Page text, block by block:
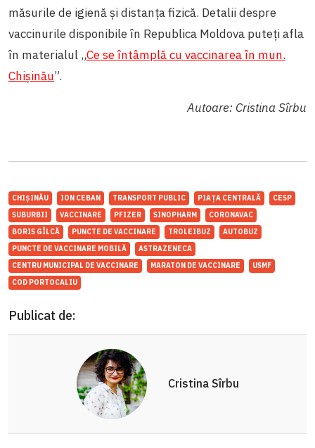
măsurile de igienă și distanța fizică. Detalii despre
vaccinurile disponibile în Republica Moldova puteți afla
în materialul „Ce se întâmplă cu vaccinarea în mun.
Chișinău”.
Autoare: Cristina Sîrbu
CHIȘINĂU ION CEBAN TRANSPORT PUBLIC PIAȚA CENTRALĂ
CESP
SUBURBII
VACCINARE PFIZER SINOPHARM
CORONAVAC
BORIS GÎLCĂ
PUNCTE DE VACCINARE TROLEIBUZ
AUTOBUZ
PUNCTE DE VACCINARE MOBILĂ
ASTRAZENECA
CENTRU MUNICIPAL DE VACCINARE
MARATON DE VACCINARE
USMF
COD PORTOCALIU
Publicat de:
Cristina Sîrbu